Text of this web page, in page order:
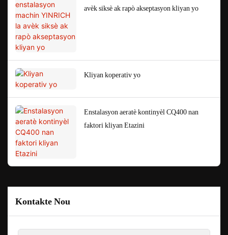
avèk siksè ak rapò akseptasyon kliyan yo
Kliyan koperativ yo
Enstalasyon aeratè kontinyèl CQ400 nan
faktori kliyan Etazini
Kontakte Nou